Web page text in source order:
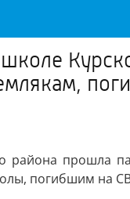
района прошла
погибшим на